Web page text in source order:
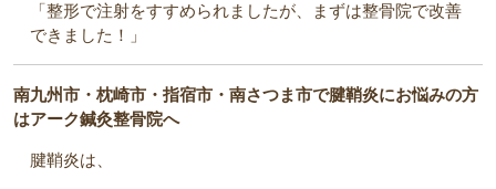
「整形で注射をすすめられましたが、まずは整骨院で改善
できました！」
南九州市・枕崎市・指宿市・南さつま市で腱鞘炎にお悩みの方
はアーク鍼灸整骨院へ
腱鞘炎は、